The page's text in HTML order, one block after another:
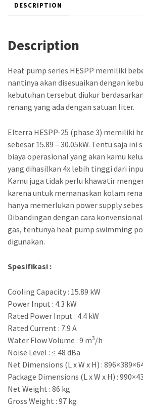
DESCRIPTION
Description
Heat pump series HESPP memiliki
nantinya akan disesuaikan dengan
kebutuhan tersebut diukur
renang yang ada dengan satuan liter.
Elterra HESPP-25 (phase 3) memiliki
sebesar 15.89 – 30.05kW. Tentu saja
biaya operasional yang akan kamu
yang dihasilkan 4x lebih tinggi dari
Kamu juga tidak perlu khawatir
karena untuk memanaskan kolam
hanya memerlukan power supply
Dibandingan dengan cara
gas, tentunya heat pump swimming
digunakan.
Spesifikasi :
Cooling Capacity : 15.89 kW
Power Input : 4.3 kW
Rated Power Input : 4.4 kW
Rated Current : 7.9 A
Water Flow Volume : 9 m3/h
Noise Level : ≤ 48 dBa
Net Dimensions (L x W x H) :
Package Dimensions (L x W x H) :
Net Weight : 86 kg
Gross Weight : 97 kg